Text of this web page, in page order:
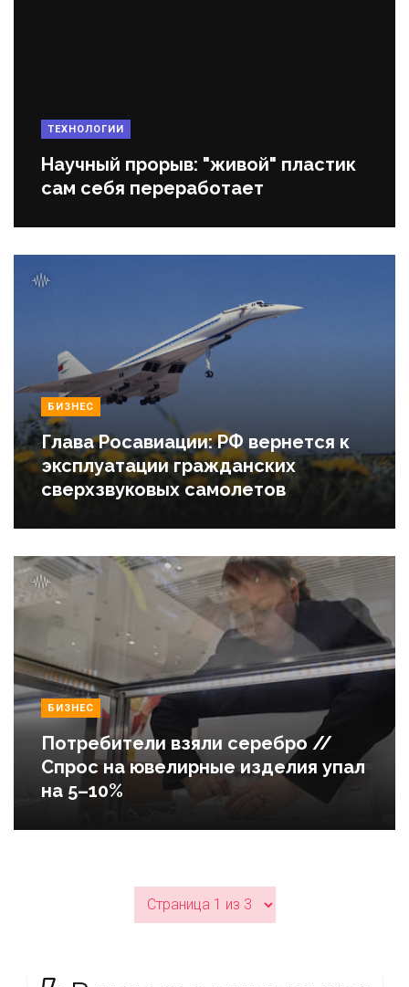
ТЕХНОЛОГИИ
Научный прорыв: "живой" пластик
сам себя переработает
БИЗНЕС
Глава Росавиации: РФ вернется к
эксплуатации гражданских
сверхзвуковых самолетов
БИЗНЕС
Потребители взяли серебро //
Спрос на ювелирные изделия упал
на 5–10%